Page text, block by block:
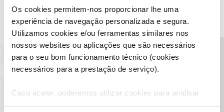
Os cookies permitem-nos proporcionar lhe uma
experiência de navegação personalizada e segura.
Utilizamos cookies e/ou ferramentas similares nos
nossos websites ou aplicações que são necessários
para o seu bom funcionamento técnico (cookies
necessários para a prestação de serviço).
Caso aceite, poderemos utilizar cookies para analisar
Ajude a comunidade a encontrar informação relevante. Marque
como "Melhor Resposta" e faça "Like" nos melhores comentários.